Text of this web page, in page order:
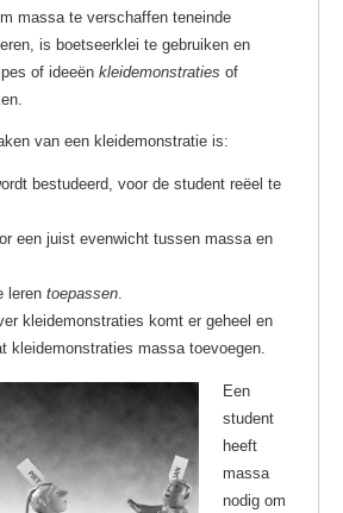
massa te verschaffen teneinde
is boetseerklei te gebruiken en
of ideeën kleidemonstraties of
van een kleidemonstratie is:
bestudeerd, voor de student reëel te
een juist evenwicht tussen massa en
leren toepassen.
kleidemonstraties komt er geheel en
kleidemonstraties massa toevoegen.
Een
student
heeft
massa
nodig om